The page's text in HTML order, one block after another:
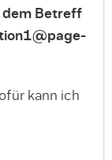
dem Betreff
kann ich